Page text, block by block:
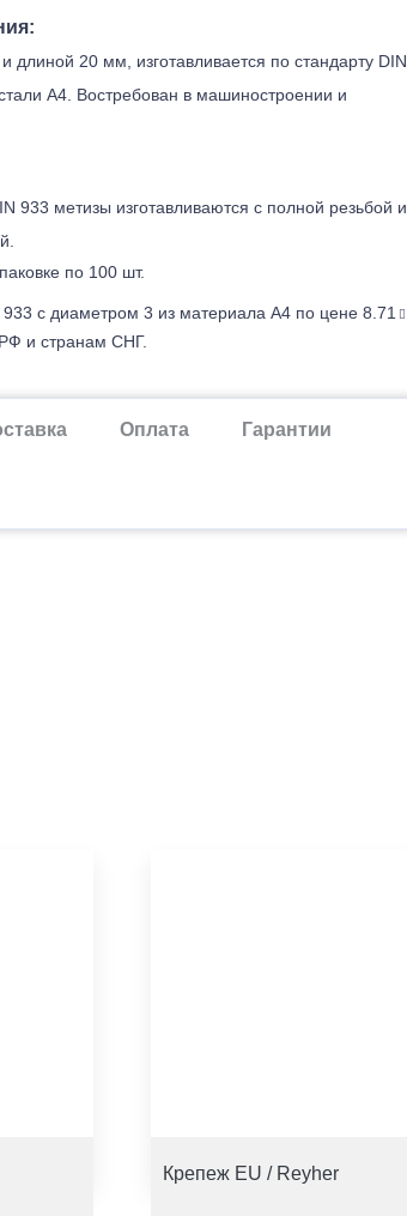
длиной 20 мм, изготавливается по стандарту DIN
А4. Востребован в машиностроении и
933 метизы изготавливаются с полной резьбой и
по 100 шт.
с диаметром 3 из материала А4 по цене 8.71
и странам СНГ.
Оплата Гарантии
Крепеж EU / Reyher